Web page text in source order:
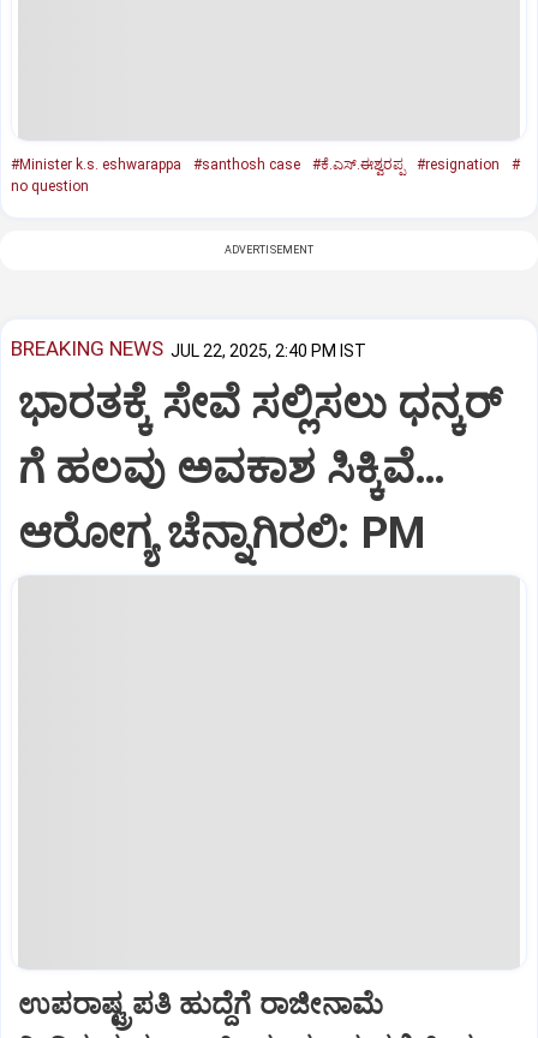
#Minister k.s. eshwarappa #santhosh case #ಕೆ.ಎಸ್‌.ಈಶ್ವರಪ್ಪ #resignation
#
no question
ADVERTISEMENT
BREAKING NEWS JUL 22, 2025, 2:40 PM IST
ಭಾರತಕ್ಕೆ ಸೇವೆ ಸಲ್ಲಿಸಲು ಧನ್ಕರ್‌
ಗೆ ಹಲವು ಅವಕಾಶ ಸಿಕ್ಕಿವೆ…
ಆರೋಗ್ಯ ಚೆನ್ನಾಗಿರಲಿ: PM
ಉಪರಾಷ್ಟ್ರಪತಿ ಹುದ್ದೆಗೆ ರಾಜೀನಾಮೆ